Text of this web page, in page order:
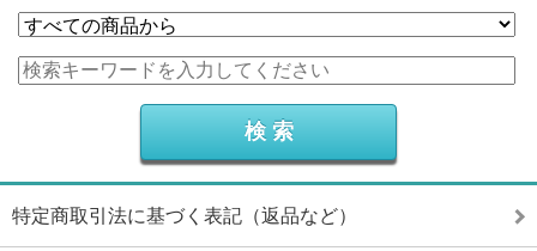
特定商取引法に基づく表記（返品など）